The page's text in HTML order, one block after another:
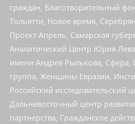
граждан, Благотворительный
Тольятти, Новое время,
Проект Апрель, Самарская
Аналитический Центр Юрия
имени Андрея Рылькова, Сфера,
группа, Женщины Евразии,
Российский исследовательский
Дальневосточный центр
партнерства, Гражданское